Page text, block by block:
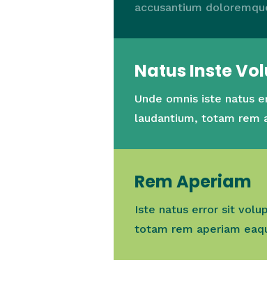
accusantium
Natus Inste
Unde omnis iste natus
laudantium, totam rem
Rem Aperiam
Iste natus error sit
totam rem aperiam